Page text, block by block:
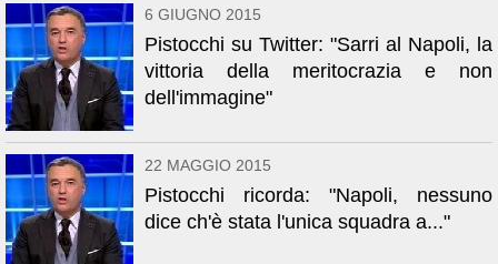
6 GIUGNO 2015
Pistocchi su Twitter: "Sarri al Napoli, la
vittoria della meritocrazia e non
dell'immagine"
22 MAGGIO 2015
Pistocchi ricorda: "Napoli, nessuno
dice ch'è stata l'unica squadra a..."